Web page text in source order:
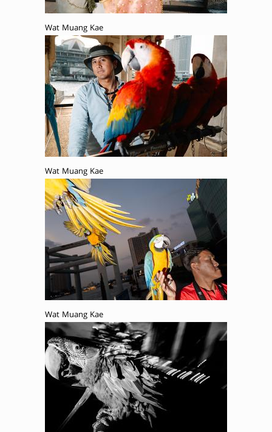
Wat Muang Kae
Wat Muang Kae
Wat Muang Kae